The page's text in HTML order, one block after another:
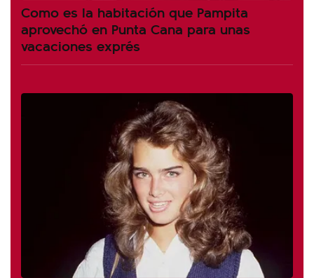
Como es la habitación que Pampita
aprovechó en Punta Cana para unas
vacaciones exprés